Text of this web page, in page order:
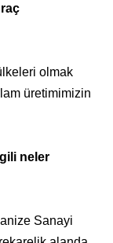
olmak
üretimimizin
neler
Sanayi